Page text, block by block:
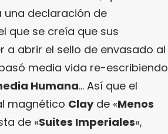
una declaración de
que se creía que sus
abrir el sello de envasado al
media vida re-escribiendo
Humana… Así que el
magnético Clayde «Menos
de «Suites Imperiales«,